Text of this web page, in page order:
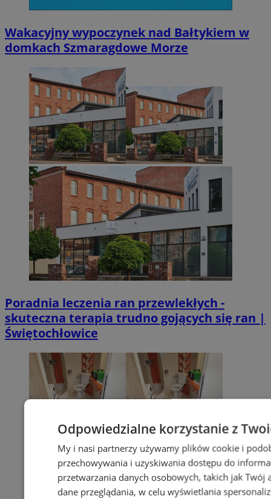
Wakacyjny wypoczynek nad Bałtykiem w
domkach Szmaragdowe Morze
Poradnia leczenia ran przewlekłych -
skuteczna terapia trudno gojących się ran |
Świętochłowice
Odpowiedzialne korzystanie z
My i nasi partnerzy używamy plików cookie i
przechowywania i uzyskiwania dostępu do
przetwarzania danych osobowych, takich jak
dane przeglądania, w celu wyświetlania